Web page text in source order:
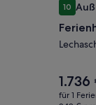
für
mit
1010 von
Der
Preis
1.736
für 1